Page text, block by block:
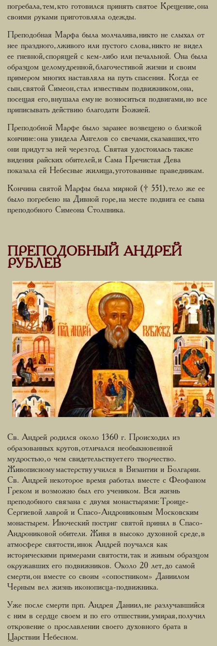
погребала, тем, кто готовился принять святое Крещение, она
своими руками приготовляла одежды.
Преподобная Марфа была молчалива, никто не слыхал от
нее праздного, лживого или пустого слова, никто не видел
ее гневной, спорящей с кем-либо или печальной. Она была
образцом целомудренной, благочестивой жизни и своим
примером многих наставляла на путь спасения. Когда ее
сын, святой Симеон, стал известным подвижником, она,
посещая его, внушала ему не возноситься подвигами, но все
приписывать действию благодати Божией.
Преподобной Марфе было заранее возвещено о близкой
кончине: она увидела Ангелов со свечами, сказавших, что
они придут за ней через год. Святая удостоилась также
видения райских обителей, и Сама Пречистая Дева
показала ей Небесные жилища, уготованные праведникам.
Кончина святой Марфы была мирной († 551), тело же ее
было погребено на Дивной горе, на месте подвига ее сына
преподобного Симеона Столпника.
ПРЕПОДОБНЫЙ АНДРЕЙ
РУБЛЕВ
Св. Андрей родился около 1360 г. Происходил из
образованных кругов, отличался необыкновенной
мудростью, о чем свидетельствует его творчество.
Живописному мастерству учился в Византии и Болгарии.
Св. Андрей некоторое время работал вместе с Феофаном
Греком и возможно был его учеником. Вся жизнь
преподобного связана с двумя монастырями: Троице-
Сергиевой лаврой и Спасо-Андрониковым Московским
монастырем. Иноческий постриг святой принял в Спасо-
Андрониковой обители. Живя в высоко духовной среде, в
атмосфере святости, инок Андрей поучался как
историческими примерами святости, так и живым образцом
окружавших его подвижников. Около 20 лет, до самой
смерти, он вместе со своим «сопостником» Даниилом
Черным вел жизнь иконописца-подвижника.
Уже после смерти прп. Андрея Даниил, не разлучавшийся
с ним в сердце своем и по его отшествии, умирая, получил
откровение о прославлении своего духовного брата в
Царствии Небесном.